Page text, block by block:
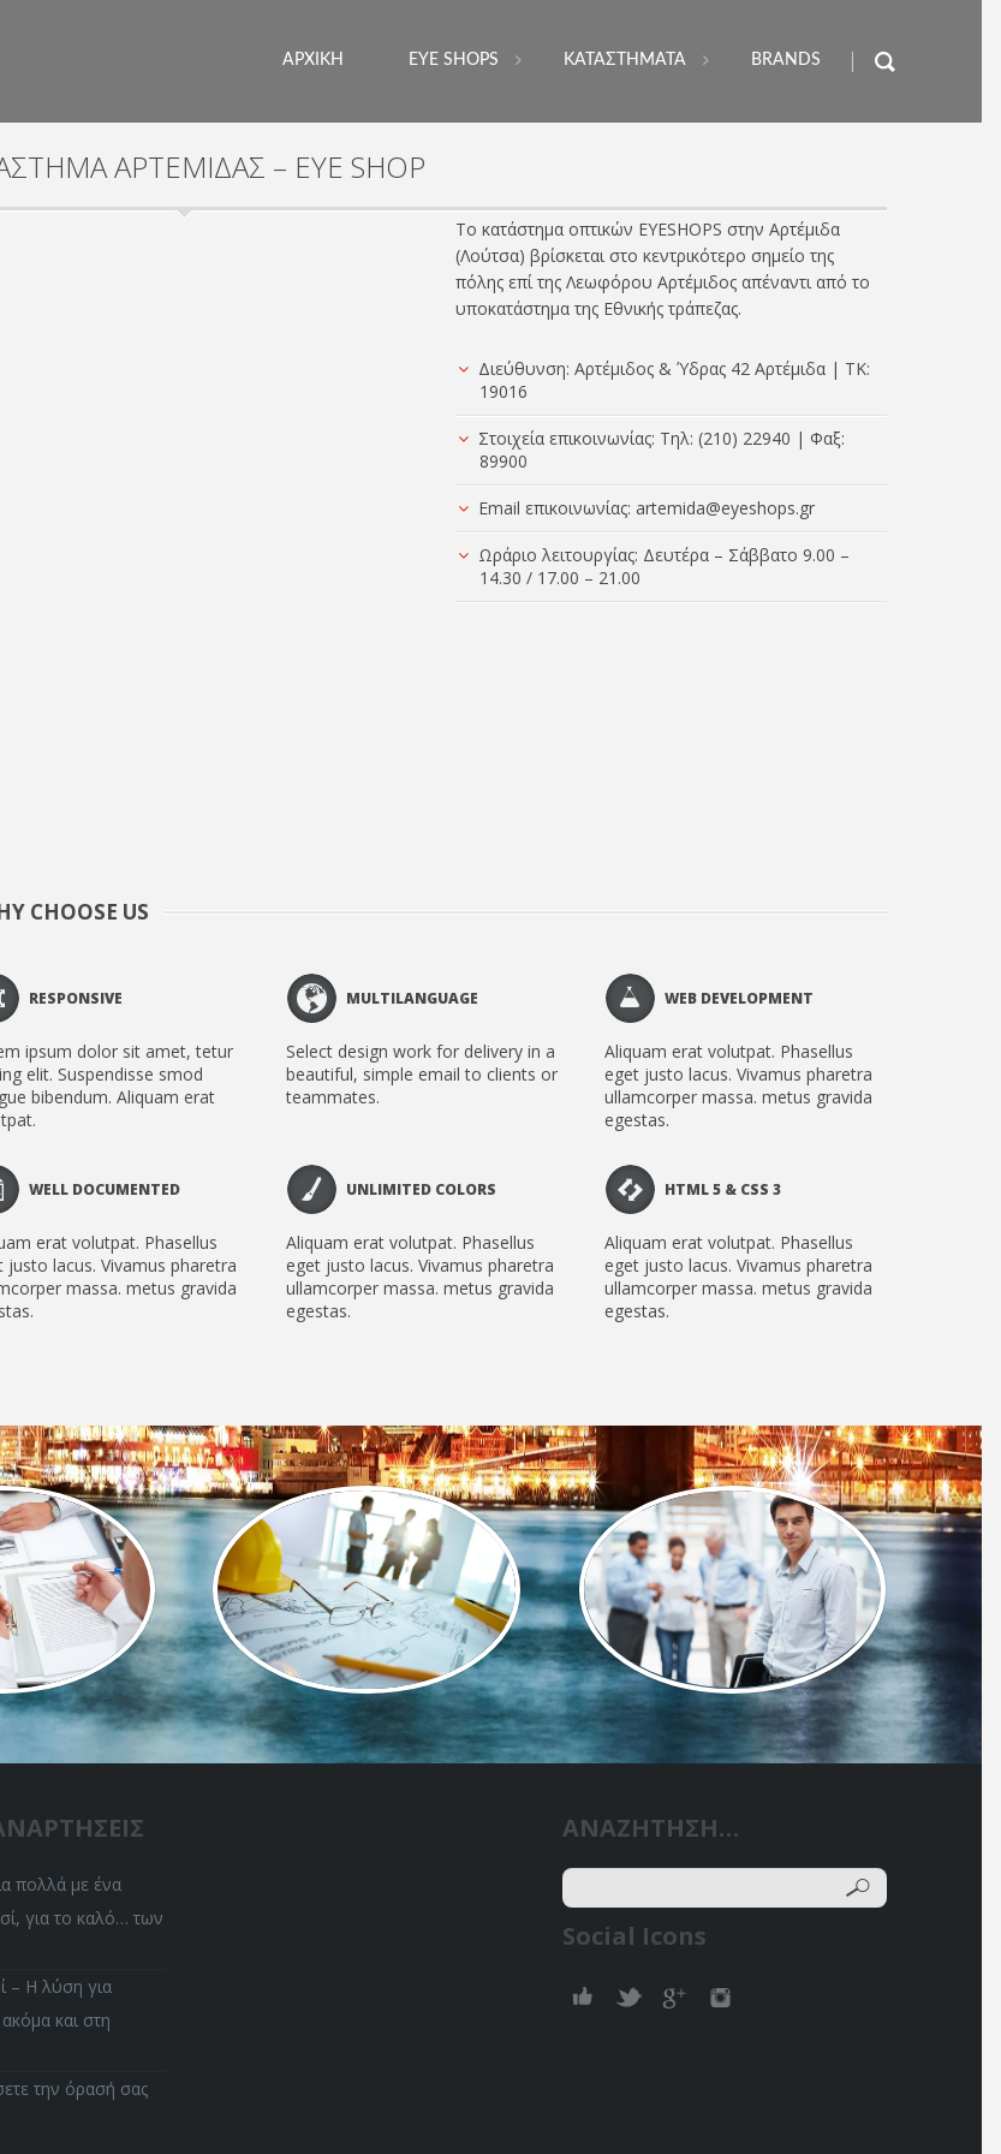
ΑΡΧΙΚΗ EYE SHOPS ΚΑΤΑΣΤΗΜΑΤΑ BRANDS
ΑΡΤΕΜΙΔΑΣ – EYE SHOP
Το κατάστημα οπτικών EYESHOPS στην Αρτέμιδα
(Λούτσα) βρίσκεται στο κεντρικότερο σημείο της
πόλης επί της Λεωφόρου Αρτέμιδος απέναντι από το
υποκατάστημα της Εθνικής τράπεζας.
Διεύθυνση: Αρτέμιδος & Ύδρας 42 Αρτέμιδα | TK:
19016
Στοιχεία επικοινωνίας: Τηλ: (210) 22940 | Φαξ:
89900
Email επικοινωνίας: artemida@eyeshops.gr
Ωράριο λειτουργίας: Δευτέρα – Σάββατο 9.00 –
14.30 / 17.00 – 21.00
CHOOSE US
RESPONSIVE
ipsum dolor sit amet, tetur
elit. Suspendisse smod
bibendum. Aliquam erat
MULTILANGUAGE
Select design work for delivery in a
beautiful, simple email to clients or
teammates.
WEB DEVELOPMENT
Aliquam erat volutpat. Phasellus
eget justo lacus. Vivamus pharetra
ullamcorper massa. metus gravida
egestas.
WELL DOCUMENTED
erat volutpat. Phasellus
justo lacus. Vivamus pharetra
massa. metus gravida
UNLIMITED COLORS
Aliquam erat volutpat. Phasellus
eget justo lacus. Vivamus pharetra
ullamcorper massa. metus gravida
egestas.
HTML 5 & CSS 3
Aliquam erat volutpat. Phasellus
eget justo lacus. Vivamus pharetra
ullamcorper massa. metus gravida
egestas.
πολλά με ένα
για το καλό… των
– Η λύση για
και στη
την όρασή σας
ΑΝΑΖΗΤΗΣΗ…
Social Icons